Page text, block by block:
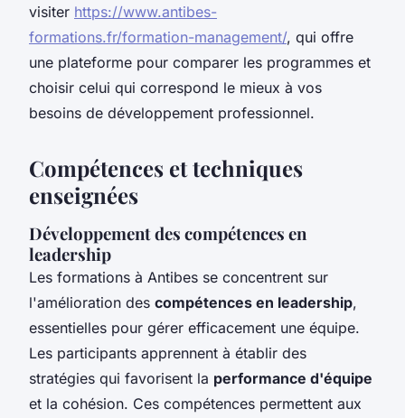
visiter https://www.antibes-
formations.fr/formation-management/, qui offre
une plateforme pour comparer les programmes et
choisir celui qui correspond le mieux à vos
besoins de développement professionnel.
Compétences et techniques
enseignées
Développement des compétences en
leadership
Les formations à Antibes se concentrent sur
l'amélioration des compétences en leadership,
essentielles pour gérer efficacement une équipe.
Les participants apprennent à établir des
stratégies qui favorisent la performance d'équipe
et la cohésion. Ces compétences permettent aux